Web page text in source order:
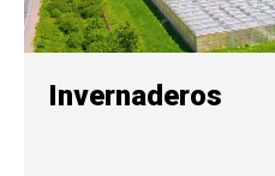
Invernaderos